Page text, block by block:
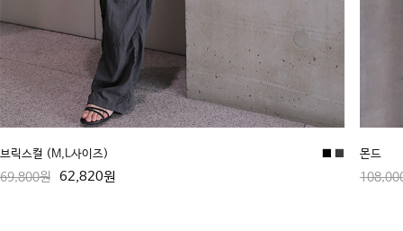
브릭스컬 (M,L사이즈)
69,800원 62,820원
몬드